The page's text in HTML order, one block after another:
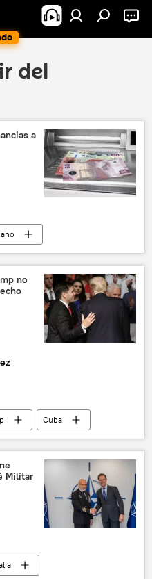
del
a
Trump
Banxico
no
Cuba
política
Militar